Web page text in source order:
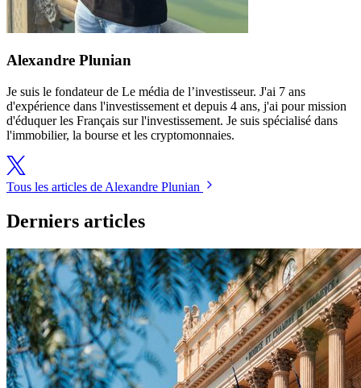
Alexandre Plunian
Je suis le fondateur de Le média de l’investisseur. J'ai 7 ans
d'expérience dans l'investissement et depuis 4 ans, j'ai pour mission
d'éduquer les Français sur l'investissement. Je suis spécialisé dans
l'immobilier, la bourse et les cryptomonnaies.
Tous les articles de Alexandre Plunian
Derniers articles